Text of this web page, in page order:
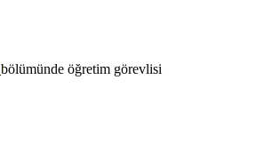
bölümünde öğretim görevlisi